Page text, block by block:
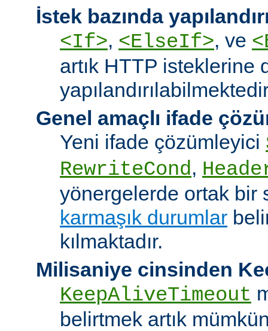
İstek bazında
<If>, <ElseIf>, ve
artık HTTP isteklerine
Genel amaçlı ifade
Yeni ifade çözümleyici
RewriteCond,
yönergelerde ortak bir
karmaşık durumlar
kılmaktadır.
Milisaniye cinsinden
KeepAliveTimeout
belirtmek artık